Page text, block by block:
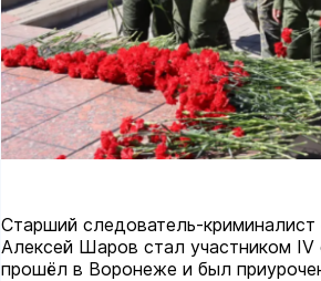
Старший следователь-криминалист
Алексей Шаров стал участником
прошёл в Воронеже и был